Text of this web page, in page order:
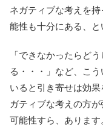
ネガティブな考えを
能性も十分にある、と
「できなかったらど
る・・・」など、こ
いると引き寄せは効
ガティブな考えの方
可能性すら、ありま